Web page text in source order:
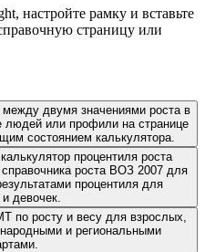
настройте рамку и вставьте
страницу или
двумя значениями роста в
людей или профили на странице
состоянием калькулятора.
процентиля роста
роста ВОЗ 2007 для
процентиля для
девочек.
по росту и весу для взрослых,
и региональными